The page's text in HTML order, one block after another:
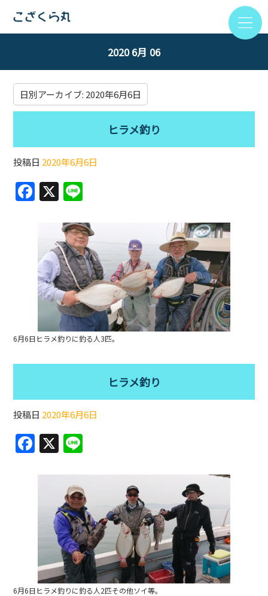
2020 6月 06
日別アーカイブ: 2020年6月6日
ヒラメ釣り
投稿日 2020年6月6日
F
e
b
o
o
k
X
e
6月6日ヒラメ釣りに釣る人3匹。
ヒラメ釣り
投稿日 2020年6月6日
F
c
b
o
o
k
X
e
6月6日ヒラメ釣りに釣る人2匹その他ソイ等。